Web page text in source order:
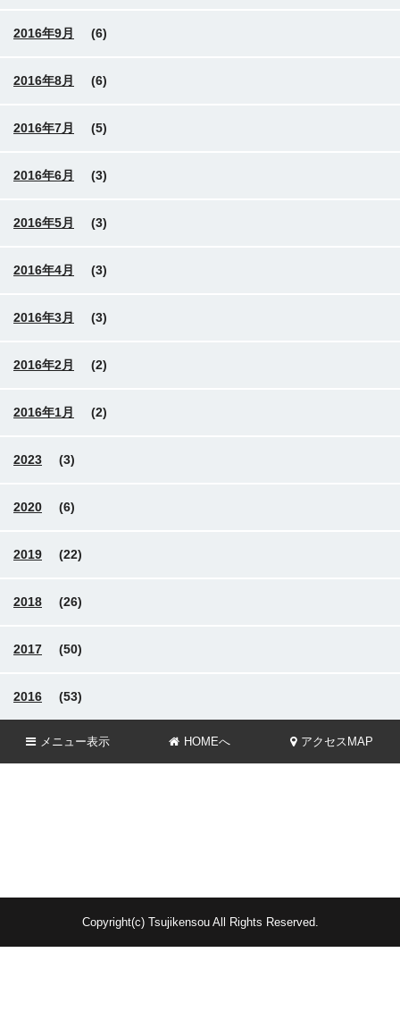
2016年9月 (6)
2016年8月 (6)
2016年7月 (5)
2016年6月 (3)
2016年5月 (3)
2016年4月 (3)
2016年3月 (3)
2016年2月 (2)
2016年1月 (2)
2023 (3)
2020 (6)
2019 (22)
2018 (26)
2017 (50)
2016 (53)
メニュー表示 HOMEへ アクセスMAP
Copyright(c) Tsujikensou All Rights Reserved.